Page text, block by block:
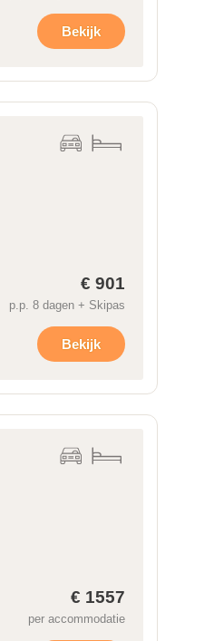
Bekijk
€ 901
p.p. 8 dagen + Skipas
Bekijk
€ 1557
per accommodatie